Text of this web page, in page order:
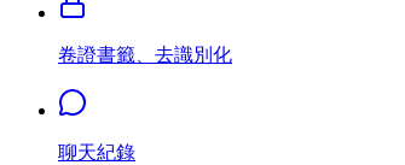
卷證書籤、去識別化
聊天紀錄